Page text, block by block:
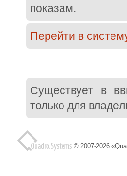
показам.
Перейти в
Cуществует в
только для
© 2007-2026